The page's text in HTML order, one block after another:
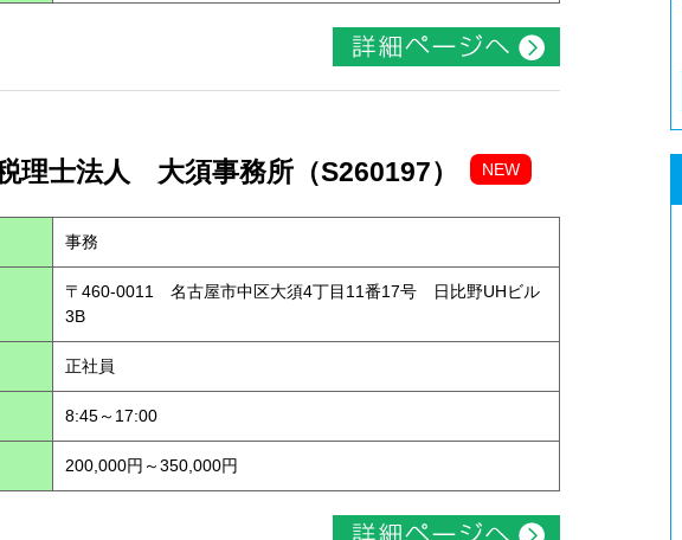
理士法人 大須事務所（S260197） NEW
事務
〒460-0011 名古屋市中区大須4丁目11番17号 日比野UHビル
3B
正社員
8:45～17:00
200,000円～350,000円